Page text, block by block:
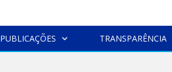
PUBLICAÇÕES TRANSPARÊNCIA